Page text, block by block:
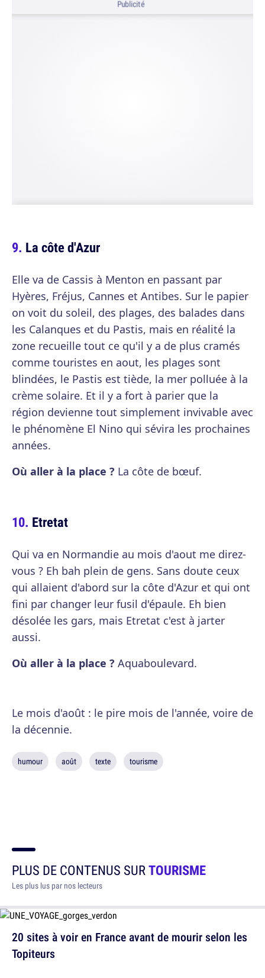
Publicité
La côte d'Azur
Elle va de Cassis à Menton en passant par
Hyères, Fréjus, Cannes et Antibes. Sur le papier
on voit du soleil, des plages, des balades dans
les Calanques et du Pastis, mais en réalité la
zone recueille tout ce qu'il y a de plus cramés
comme touristes en aout, les plages sont
blindées, le Pastis est tiède, la mer polluée à la
crème solaire. Et il y a fort à parier que la
région devienne tout simplement invivable avec
le phénomène El Nino qui sévira les prochaines
années.
Où aller à la place ? La côte de bœuf.
Etretat
Qui va en Normandie au mois d'aout me direz-
vous ? Eh bah plein de gens. Sans doute ceux
qui allaient d'abord sur la côte d'Azur et qui ont
fini par changer leur fusil d'épaule. Eh bien
désolée les gars, mais Etretat c'est à jarter
aussi.
Où aller à la place ? Aquaboulevard.
Le mois d'août : le pire mois de l'année, voire de
la décennie.
humour août texte tourisme
PLUS DE CONTENUS SURTOURISME
Les plus lus par nos lecteurs
20 sites à voir en France avant de mourir selon les
Topiteurs